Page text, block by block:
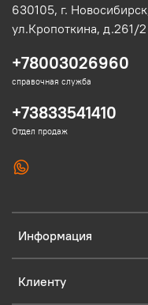
Информация
Клиенту
630105, г.
ул.Кропоткина, д.261/2
+78003026960
справочная служба
+73833541410
Отдел продаж